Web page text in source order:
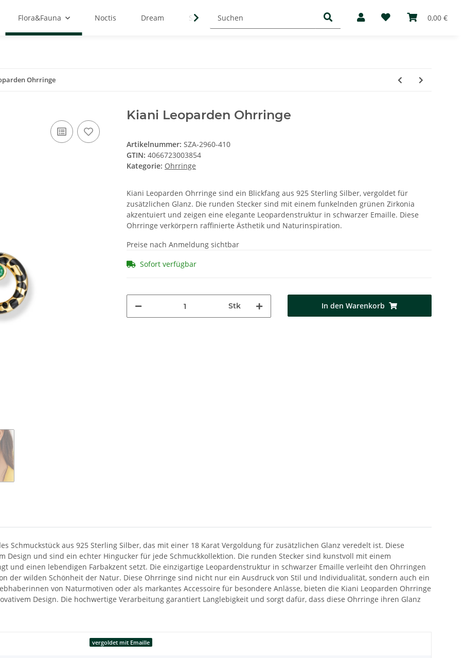
0,00 €
Flora&Fauna Noctis Dream Symbols Basic Mediathek Über uns
Ohrringe
Kiani Leoparden Ohrringe
Artikelnummer: SZA-2960-410
GTIN: 4066723003854
Kategorie: Ohrringe
Kiani Leoparden Ohrringe sind ein Blickfang aus 925 Sterling Silber, vergoldet für
zusätzlichen Glanz. Die runden Stecker sind mit einem funkelnden grünen Zirkonia
akzentuiert und zeigen eine elegante Leopardenstruktur in schwarzer Emaille. Diese
Ohrringe verkörpern raffinierte Ästhetik und Naturinspiration.
Preise nach Anmeldung sichtbar
Sofort verfügbar
Stk In den Warenkorb
Schmuckstück aus 925 Sterling Silber, das mit einer 18 Karat Vergoldung für zusätzlichen Glanz veredelt ist. Diese
Design und sind ein echter Hingucker für jede Schmuckkollektion. Die runden Stecker sind kunstvoll mit einem
und einen lebendigen Farbakzent setzt. Die einzigartige Leopardenstruktur in schwarzer Emaille verleiht den Ohrringen
der wilden Schönheit der Natur. Diese Ohrringe sind nicht nur ein Ausdruck von Stil und Individualität, sondern auch ein
von Naturmotiven oder als markantes Accessoire für besondere Anlässe, bieten die Kiani Leoparden Ohrringe
Design. Die hochwertige Verarbeitung garantiert Langlebigkeit und sorgt dafür, dass diese Ohrringe ihren Glanz
vergoldet mit Emaille